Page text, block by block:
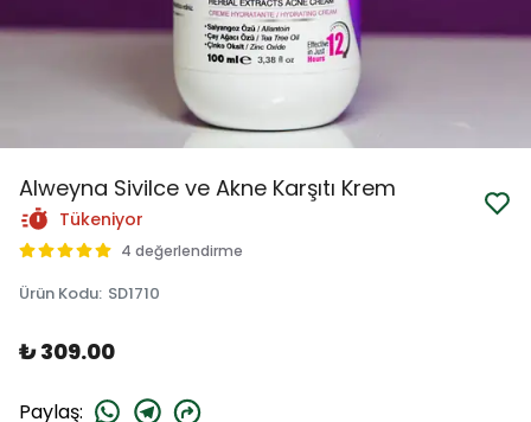
Alweyna Sivilce ve Akne Karşıtı Krem
Tükeniyor
4 değerlendirme
Ürün Kodu: SD1710
₺ 309.00
Paylaş: